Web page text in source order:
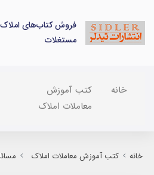
فروش کتاب‌های
مستغلات
خانه
کتب آموزش
معاملات املاک
خانه کتب آموزش معاملات املاک